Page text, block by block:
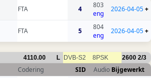
FTA 4
803
eng
2026-04-05+
FTA 5
804
eng
2026-04-05+
4110.00 L DVB-S2 8PSK 2600 2/3
Codering SID Audio Bijgewerkt